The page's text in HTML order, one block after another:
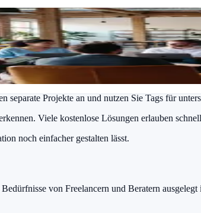
Kundenprojekte gleichzeitig. Automatische
sich auf ihre eigentliche Arbeit
Projekte an und nutzen Sie Tags für
Viele kostenlose Lösungen erlauben
noch einfacher gestalten lässt.
von Freelancern und Beratern